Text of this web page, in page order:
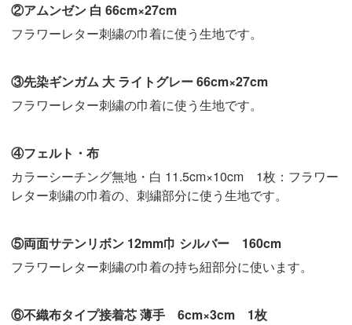
②アムンゼン 白 66cm×27cm
フラワーレター刺繍の巾着に使う生地です。
③先染ギンガム 大 ライトグレー 66cm×27cm
フラワーレター刺繍の巾着に使う生地です。
④フェルト・布
カラーシーチング無地・白 11.5cm×10cm 1枚：フラワー
レター刺繍の巾着の、刺繍部分に使う生地です。
⑤両面サテンリボン 12mm巾 シルバー 160cm
フラワーレター刺繍の巾着の持ち紐部分に使います。
⑥不織布タイプ接着芯 薄手 6cm×3cm 1枚